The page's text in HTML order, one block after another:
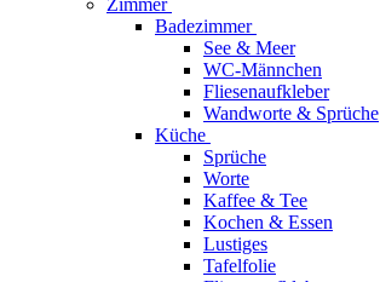
Zimmer
Badezimmer
See & Meer
WC-Männchen
Fliesenaufkleber
Wandworte & Sprüche
Küche
Sprüche
Worte
Kaffee & Tee
Kochen & Essen
Lustiges
Tafelfolie